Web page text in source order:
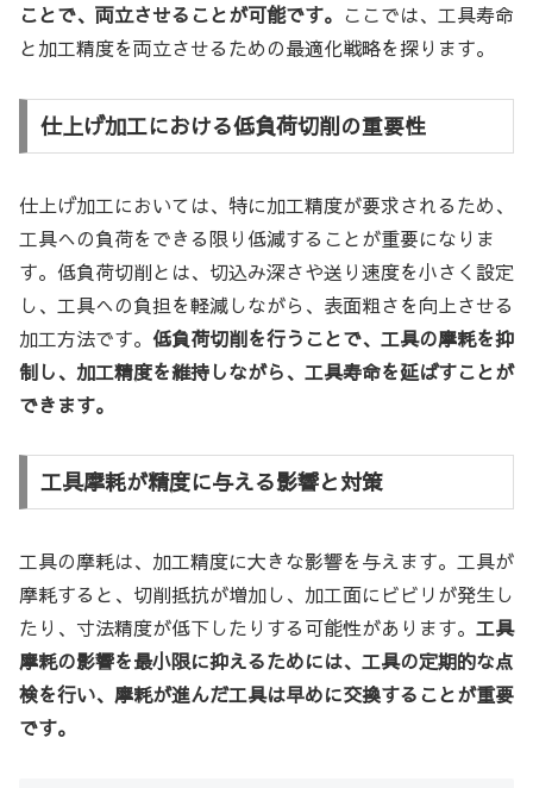
ことで、両立させることが可能です。 ここでは、工具寿命
と加工精度を両立させるための最適化戦略を探ります。
仕上げ加工における低負荷切削の重要性
仕上げ加工においては、特に加工精度が要求されるため、
工具への負荷をできる限り低減することが重要になりま
す。低負荷切削とは、切込み深さや送り速度を小さく設定
し、工具への負担を軽減しながら、表面粗さを向上させる
加工方法です。 低負荷切削を行うことで、工具の摩耗を抑
制し、加工精度を維持しながら、工具寿命を延ばすことが
できます。
工具摩耗が精度に与える影響と対策
工具の摩耗は、加工精度に大きな影響を与えます。工具が
摩耗すると、切削抵抗が増加し、加工面にビビリが発生し
たり、寸法精度が低下したりする可能性があります。 工具
摩耗の影響を最小限に抑えるためには、工具の定期的な点
検を行い、摩耗が進んだ工具は早めに交換することが重要
です。